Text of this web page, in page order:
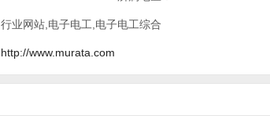
行业网站,电子电工,电子电工综合
http://www.murata.com